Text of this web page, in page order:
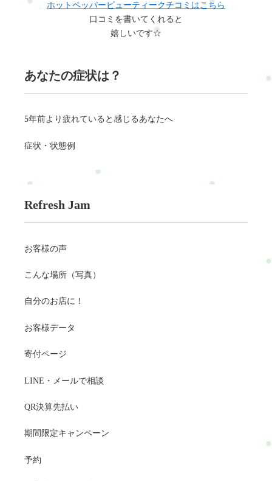
ホットペッパービューティークチコミはこちら
口コミを書いてくれると
嬉しいです☆
あなたの症状は？
5年前より疲れていると感じるあなたへ
症状・状態例
Refresh Jam
お客様の声
こんな場所（写真）
自分のお店に！
お客様データ
寄付ページ
LINE・メールで相談
QR決算先払い
期間限定キャンペーン
予約